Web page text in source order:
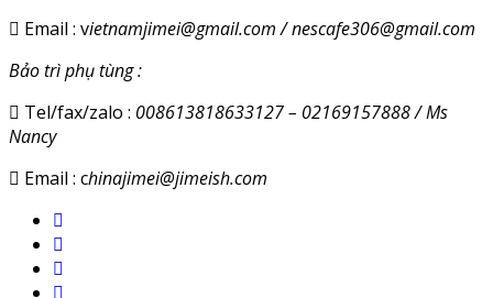
Email : vietnamjimei@gmail.com / nescafe306@gmail.com
Bảo trì phụ tùng :
Tel/fax/zalo : 008613818633127 – 02169157888 / Ms
Nancy
Email : chinajimei@jimeish.com